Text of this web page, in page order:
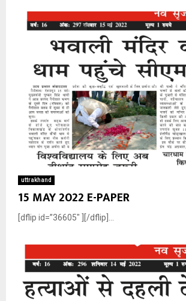
uttrakhand
15 MAY 2022 E-PAPER
[dflip id=”36605″ ][/dflip]...